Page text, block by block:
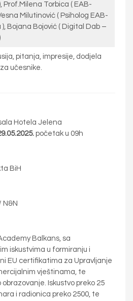
Prof.Milena Torbica ( EAB-
Milutinović ( Psiholog EAB-
), Bojana Bojović ( Digital Dab –
pitanja, impresije, dodjela
učesnike.
Hotela Jelena
početak u 09h
BiH
Balkans, sa
iskustvima u formiranju i
EU certifikatima za Upravljanje
vještinama, te
Iskustvo preko 25
i radionica preko 2500, te